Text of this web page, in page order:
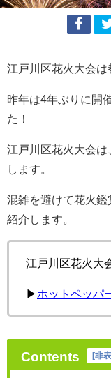
江戸川区花火大会は
昨年は4年ぶりに開
た！
江戸川区花火大会
します。
混雑を避けて花火
紹介します。
江戸川区花火大
▶︎ ホットペッパ
Contents [非